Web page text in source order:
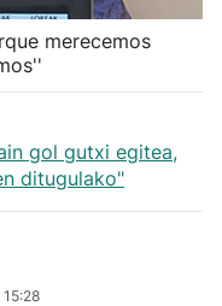
merecemos
gol gutxi egitea,
ditugulako"